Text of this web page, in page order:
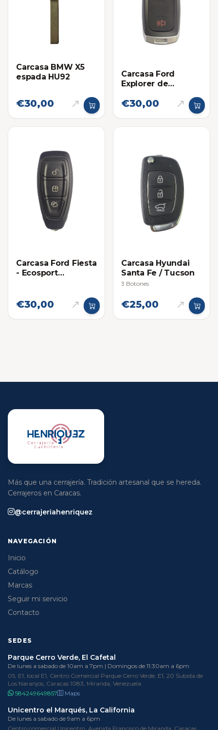
Carcasa BMW X5
espada HU92
€30,00
Carcasa Ford
Explorer de
2015
€30,00
Carcasa Ford Fiesta
- Ecosport
€30,00
Carcasa Hyundai
Santa Fe / Tucson
3 Botones
€25,00
Más que una cerrajería. Tradición artesanal que se hereda.
Cerrajeros en Caracas.
@cerrajeriahenriquez
NAVEGACIÓN
Inicio
Catálogo
Marcas
Seguir mi servicio
Contacto
SEDES
Parque Cerro Verde, El Cafetal
De lunes a sabado de 10am a 7pm | Domingos de 11:30am a 6pm
05, E1, local E1, Centro Comercial Parque Cerro Verde, E1, 20 Subida de
Los Naranjos, Caracas 1083, Miranda, Venezuela
584249649857
Maps
Unicentro el Marqués, La California
De lunes a sabado de 9am a 6pm
Centro comercial Unicentro, Avenida Francisco de Miranda, Caracas